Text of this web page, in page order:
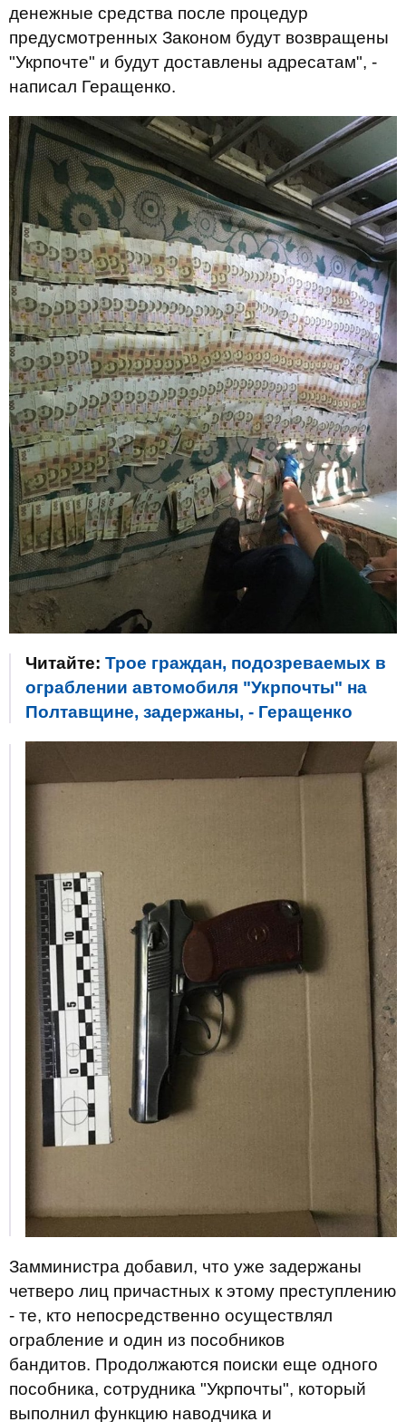
денежные средства после процедур
предусмотренных Законом будут возвращены
"Укрпочте" и будут доставлены адресатам", -
написал Геращенко.
Читайте: Трое граждан, подозреваемых в
ограблении автомобиля "Укрпочты" на
Полтавщине, задержаны, - Геращенко
Замминистра добавил, что уже задержаны
четверо лиц причастных к этому преступлению
- те, кто непосредственно осуществлял
ограбление и один из пособников
бандитов. Продолжаются поиски еще одного
пособника, сотрудника "Укрпочты", который
выполнил функцию наводчика и